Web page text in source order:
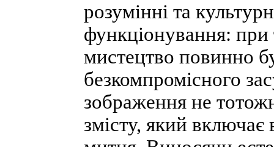
розумінні та
функціонування: при
мистецтво повинно
безкомпромісного
зображення не
змісту, який включає